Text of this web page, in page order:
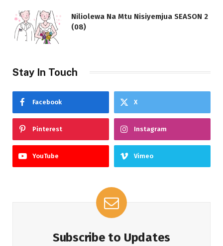
Niliolewa Na Mtu Nisiyemjua SEASON 2
(08)
Stay In Touch
Facebook X
Pinterest Instagram
YouTube Vimeo
Subscribe to Updates